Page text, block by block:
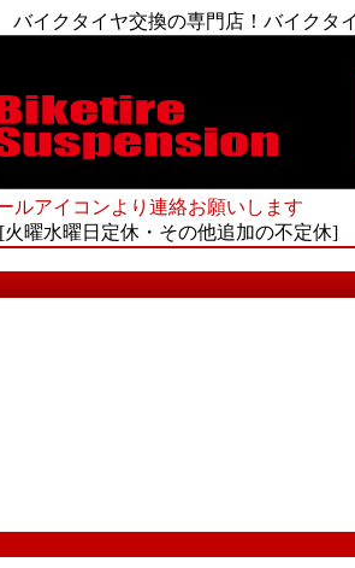
クタイヤ交換の専門店！バイクタ
ルアイコンより連絡お願いします
火曜水曜日定休・その他追加の不定休]